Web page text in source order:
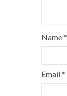
Name*
Email*